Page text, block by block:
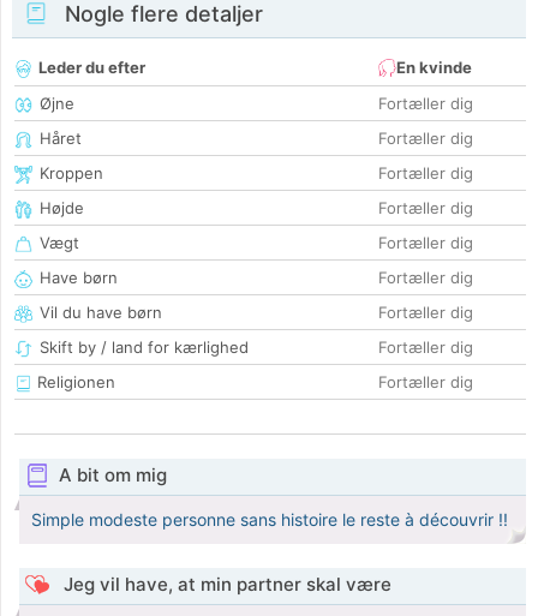
Nogle flere detaljer
Leder du efter
En kvinde
Øjne
Fortæller dig
Håret
Fortæller dig
Kroppen
Fortæller dig
Højde
Fortæller dig
Vægt
Fortæller dig
Have børn
Fortæller dig
Vil du have børn
Fortæller dig
Skift by / land for kærlighed
Fortæller dig
Religionen
Fortæller dig
A bit om mig
Simple modeste personne sans histoire le reste à découvrir !!
Jeg vil have, at min partner skal være